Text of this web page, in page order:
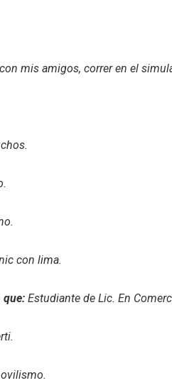
mis amigos, correr en el
con lima.
que: Estudiante de Lic. En